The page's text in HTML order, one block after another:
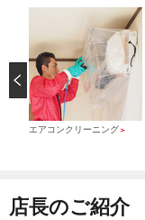
エアコンクリーニング ＞
店長のご紹介